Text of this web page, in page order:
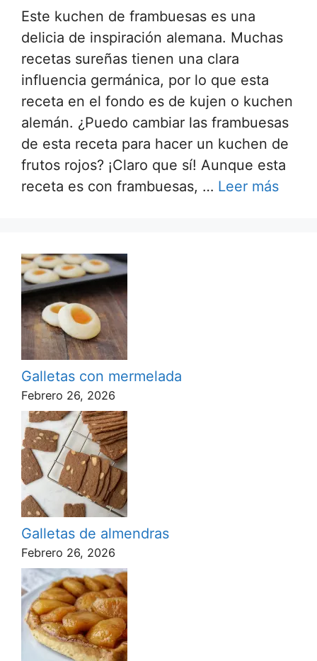
Este kuchen de frambuesas es una
delicia de inspiración alemana. Muchas
recetas sureñas tienen una clara
influencia germánica, por lo que esta
receta en el fondo es de kujen o kuchen
alemán. ¿Puedo cambiar las frambuesas
de esta receta para hacer un kuchen de
frutos rojos? ¡Claro que sí! Aunque esta
receta es con frambuesas, … Leer más
Galletas con mermelada
Febrero 26, 2026
Galletas de almendras
Febrero 26, 2026